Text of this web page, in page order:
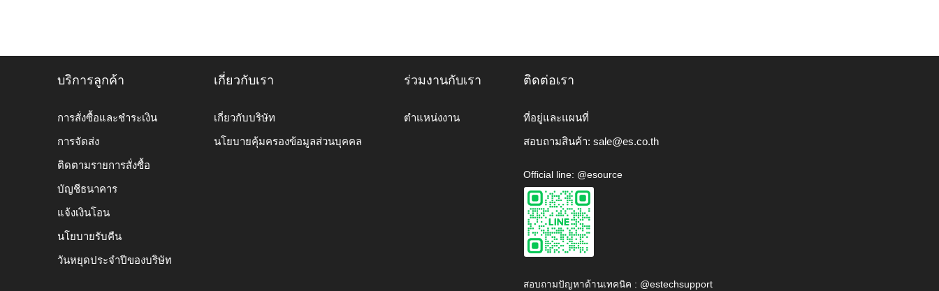
บริการลูกค้า
การสั่งซื้อและชำระเงิน
การจัดส่ง
ติดตามรายการสั่งซื้อ
บัญชีธนาคาร
แจ้งเงินโอน
นโยบายรับคืน
วันหยุดประจำปีของบริษัท
เกี่ยวกับเรา
เกี่ยวกับบริษัท
นโยบายคุ้มครองข้อมูลส่วนบุคคล
ร่วมงานกับเรา
ตำแหน่งงาน
ติดต่อเรา
ที่อยู่และแผนที่
สอบถามสินค้า: sale@es.co.th
Official line: @esource
สอบถามปัญหาด้านเทคนิค : @estechsupport